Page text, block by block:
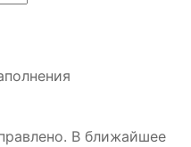
В ближайшее